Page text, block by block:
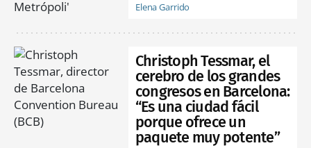
Elena Garrido
Christoph Tessmar, el
cerebro de los grandes
congresos en Barcelona:
“Es una ciudad fácil
porque ofrece un
paquete muy potente”